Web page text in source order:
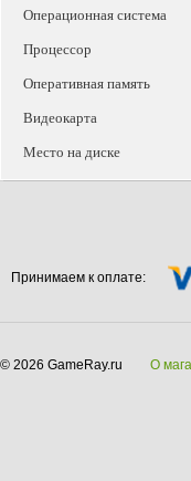
Операционная система
Процессор
Оперативная память
Видеокарта
Место на диске
Принимаем к оплате:
© 2026 GameRay.ru О